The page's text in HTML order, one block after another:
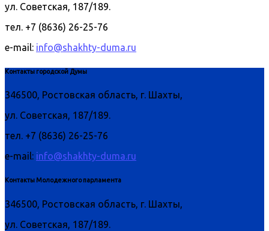
ул. Советская, 187/189.
тел. +7 (8636) 26-25-76
e-mail: info@shakhty-duma.ru
Контакты городской Думы
346500, Ростовская область, г. Шахты,
ул. Советская, 187/189.
тел. +7 (8636) 26-25-76
e-mail: info@shakhty-duma.ru
Контакты Молодежного парламента
346500, Ростовская область, г. Шахты,
ул. Советская, 187/189.